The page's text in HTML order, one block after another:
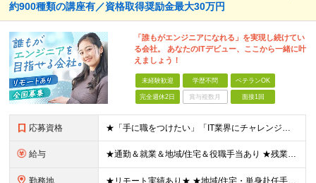
約900種類の講座有／資格取得奨励金最大30万円
「誰もがエンジニアになれる」を実現し続けてい
る会社。 あなたのITデビュー、ここから一緒に叶
えましょう！
未経験歓迎 学歴不問 ベテランOK
完全週休2日 賞与複数月 面接1回
応募資格 ★「手に職をつけたい」「IT業界にチャレンジしたい」方歓迎！ ■学歴不問 ■IT知識・理系文系不問！未経験・第二新卒OK ★ITサポート・IT事務やエンジニアの経験をお持ちの方は優遇します！ 地方在
給与 ★通勤＆就業＆地域/住宅＆役職手当あり ★残業代は全額支給 ★選べる給与制度あり！ ■東京・神奈川・千葉・埼玉勤務の場合 月給24.5万円～55万円＋諸手当 （残業代は全額支給） (20,000円の
勤務地 ★リモート実績あり★ ★地域/住宅・単身赴任手当などサポートも万全 ★転任費用や寮・社宅制度も完備しています ★勤務地については希望を考慮の上、決定します ★面接地エリアでの就業率92％以上！ 『地